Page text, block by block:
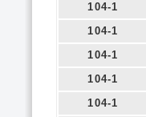
104-1
104-1
104-1
104-1
104-1